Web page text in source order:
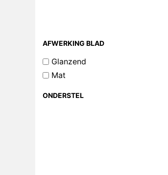
AFWERKING BLAD
Glanzend
Mat
ONDERSTEL